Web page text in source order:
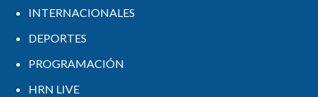
INTERNACIONALES
DEPORTES
PROGRAMACIÓN
HRN LIVE